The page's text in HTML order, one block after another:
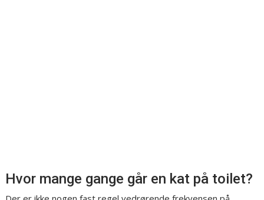
Hvor mange gange går en kat på toilet?